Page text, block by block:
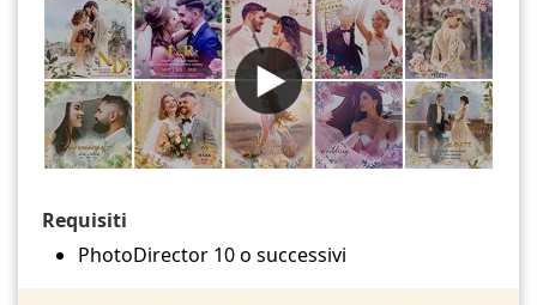
Requisiti
PhotoDirector 10 o successivi